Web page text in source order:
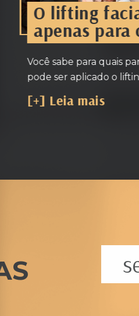
O lifting
apenas para
Você sabe para quais
pode ser aplicado o
[+] Leia mais